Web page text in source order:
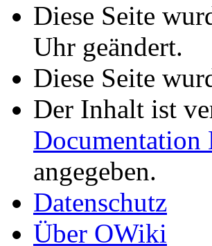
Diese Seite
Uhr geändert.
Diese Seite
Der Inhalt ist
Documentation
angegeben.
Datenschutz
Über OWiki